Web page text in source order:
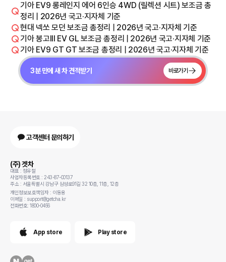
기아 EV9 롱레인지 에어 6인승 4WD (릴렉션 시트) 보조금 총
정리 | 2026년 국고·지자체 기준
현대 넥쏘 모던 보조금 총정리 | 2026년 국고·지자체 기준
기아 봉고III EV GL 보조금 총정리 | 2026년 국고·지자체 기준
기아 EV9 GT GT 보조금 총정리 | 2026년 국고·지자체 기준
3분 만에 새 차 견적받기 바로가기
고객센터 문의하기
(주) 겟차
대표 : 정유철
사업자등록번호 : 243-87-00137
주소 : 서울특별시 강남구 삼성로91길 32 10층, 11층, 12층
개인정보보호책임자 : 이동용
이메일 : support@getcha.kr
전화번호: 1800-0456
App store Play store